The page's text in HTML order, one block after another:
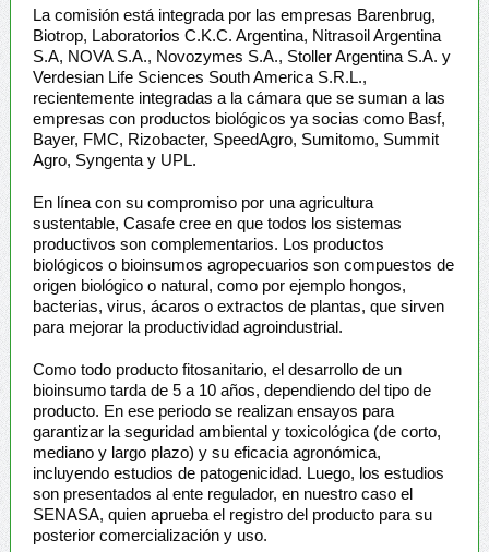
La comisión está integrada por las empresas Barenbrug,
Biotrop, Laboratorios C.K.C. Argentina, Nitrasoil Argentina
S.A, NOVA S.A., Novozymes S.A., Stoller Argentina S.A. y
Verdesian Life Sciences South America S.R.L.,
recientemente integradas a la cámara que se suman a las
empresas con productos biológicos ya socias como Basf,
Bayer, FMC, Rizobacter, SpeedAgro, Sumitomo, Summit
Agro, Syngenta y UPL.
En línea con su compromiso por una agricultura
sustentable, Casafe cree en que todos los sistemas
productivos son complementarios. Los productos
biológicos o bioinsumos agropecuarios son compuestos de
origen biológico o natural, como por ejemplo hongos,
bacterias, virus, ácaros o extractos de plantas, que sirven
para mejorar la productividad agroindustrial.
Como todo producto fitosanitario, el desarrollo de un
bioinsumo tarda de 5 a 10 años, dependiendo del tipo de
producto. En ese periodo se realizan ensayos para
garantizar la seguridad ambiental y toxicológica (de corto,
mediano y largo plazo) y su eficacia agronómica,
incluyendo estudios de patogenicidad. Luego, los estudios
son presentados al ente regulador, en nuestro caso el
SENASA, quien aprueba el registro del producto para su
posterior comercialización y uso.